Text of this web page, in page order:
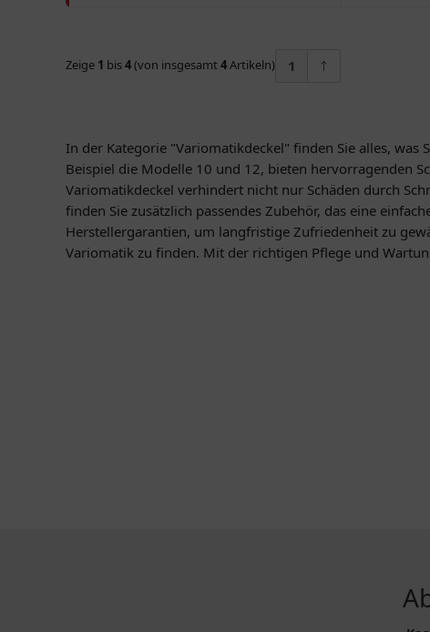
Zeige 1 bis4(von insgesamt 4Artikeln) 1
In der Kategorie "Variomatikdeckel" finden Sie alles,
Beispiel die Modelle 10 und 12, bieten hervorragenden
Variomatikdeckel verhindert nicht nur Schäden durch
finden Sie zusätzlich passendes Zubehör, das eine
Herstellergarantien, um langfristige Zufriedenheit zu
Variomatik zu finden. Mit der richtigen Pflege und
MEHR